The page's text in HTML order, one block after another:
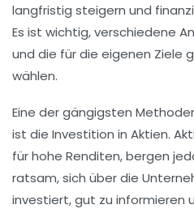
langfristig steigern und
Es ist wichtig, verschiedene
und die für die eigenen Ziele
wählen.
Eine der gängigsten
ist die Investition in Aktien.
für hohe Renditen, bergen
ratsam, sich über die
investiert, gut zu informieren